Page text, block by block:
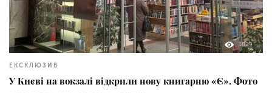
1829
ЕКСКЛЮЗИВ
У Києві на вокзалі відкрили нову книгарню «Є». Фото